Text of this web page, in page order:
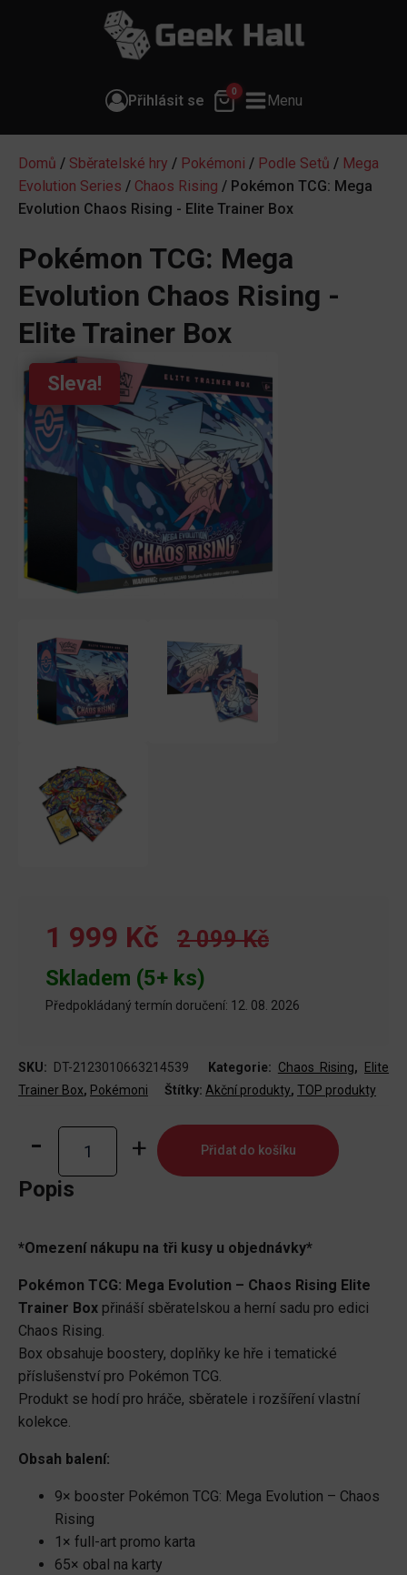
Přihlásit se
0
Menu
Domů / Sběratelské hry / Pokémoni / Podle Setů / Mega
Evolution Series / Chaos Rising / Pokémon TCG: Mega
Evolution Chaos Rising - Elite Trainer Box
Pokémon TCG: Mega
Evolution Chaos Rising -
Elite Trainer Box
Sleva!
1 999 Kč 2 099 Kč
Skladem (5+ ks)
Předpokládaný termín doručení: 12. 08. 2026
SKU: DT-2123010663214539 Kategorie: Chaos Rising,
Elite
Trainer Box, Pokémoni Štítky: Akční produkty, TOP produkty
Pokémon
Mega
Rising
Elite
Trainer
Box
množství
Přidat do košíku
Popis
*Omezení nákupu na tři kusy u objednávky*
Pokémon TCG: Mega Evolution – Chaos Rising Elite
Trainer Box přináší sběratelskou a herní sadu pro edici
Chaos Rising.
Box obsahuje boostery, doplňky ke hře i tematické
příslušenství pro Pokémon TCG.
Produkt se hodí pro hráče, sběratele i rozšíření vlastní
kolekce.
Obsah balení:
9× booster Pokémon TCG: Mega Evolution – Chaos
Rising
1× full-art promo karta
65× obal na karty